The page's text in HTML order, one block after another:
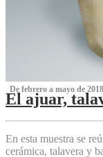
‌ De febrero a mayo de 2018
El ajuar,
‌
En esta muestra se
cerámica, talavera y